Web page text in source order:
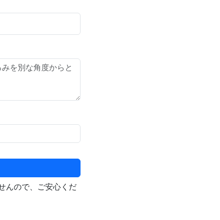
んので、ご安心くだ